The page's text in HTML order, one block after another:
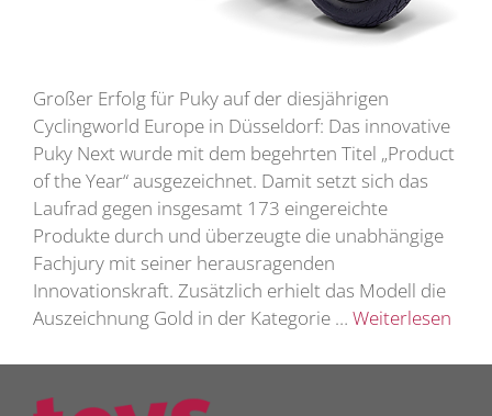
Großer Erfolg für Puky auf der diesjährigen
Cyclingworld Europe in Düsseldorf: Das innovative
Puky Next wurde mit dem begehrten Titel „Product
of the Year“ ausgezeichnet. Damit setzt sich das
Laufrad gegen insgesamt 173 eingereichte
Produkte durch und überzeugte die unabhängige
Fachjury mit seiner herausragenden
Innovationskraft. Zusätzlich erhielt das Modell die
Auszeichnung Gold in der Kategorie … Weiterlesen